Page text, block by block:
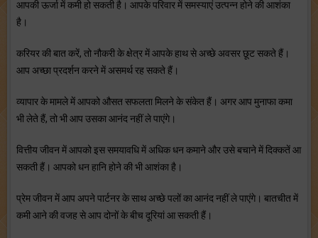
आपकी ऊर्जा में कमी हो सकती है। आपके परिवार में समस्‍याएं उत्‍पन्‍न होने की आशंका
है।
करियर की बात करें, तो नौकरी के क्षेत्र में आपके हाथ से अच्‍छे अवसर छूट सकते हैं।
आप अच्‍छा प्रदर्शन करने में असमर्थ रह सकते हैं।
व्‍यापार के मामले में आपको औसत सफलता मिलने के संकेत हैं। अगर आप मुनाफा कमा
भी लेते हैं, तो भी आप उसका आनंद नहीं ले पाएंगे।
वित्तीय जीवन में आपको इस समयावधि में अधिक धन कमाने और उसे बचाने में दिक्‍कतें आ
सकती हैं। आपको धन हानि होने की भी आशंका है।
प्रेम जीवन में आप अपने पार्टनर के साथ अच्‍छे पलों का आनंद नहीं ले पाएंगे। बातचीत में
कमी आने की वजह से आप दोनों के बीच दूरियां आ सकती हैं।